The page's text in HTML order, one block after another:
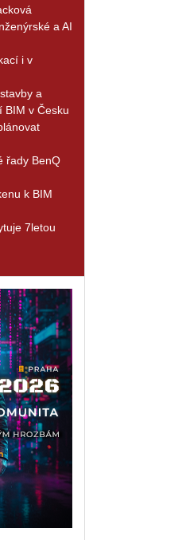
a AI
i v
a
BIM v Česku
řady BenQ
k BIM
7letou